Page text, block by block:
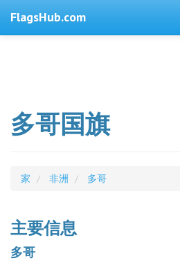
FlagsHub.com
多哥国旗
家 非洲 多哥
主要信息
多哥